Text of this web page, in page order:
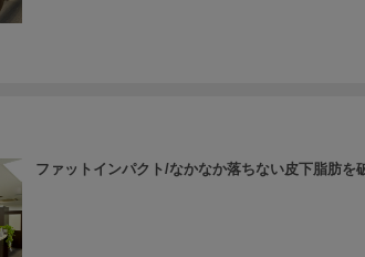
ファットインパクト/なかなか落ちない皮下脂肪を